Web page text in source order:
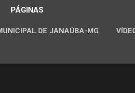
PÁGINAS
DE JANAÚBA-MG